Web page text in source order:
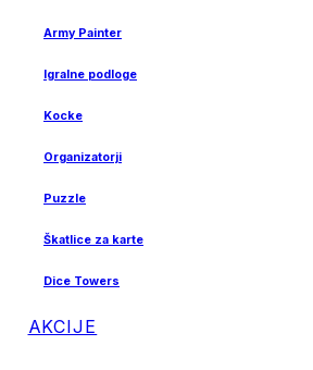
Army Painter
Igralne podloge
Kocke
Organizatorji
Puzzle
Škatlice za karte
Dice Towers
AKCIJE